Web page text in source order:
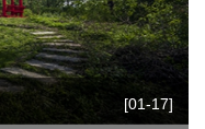
[01-17]